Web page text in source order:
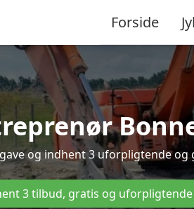
Forside
og indhent 3 uforpligtende
3 tilbud, gratis og uforpligtende